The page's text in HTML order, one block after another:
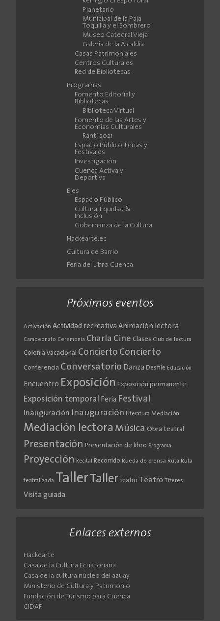
Planetario
Municipal de la Paja
Toquilla y el Sombrero
Museo Catedral Vieja
Galería de la Alcaldía
Casas Patrimoniales
Centros Culturales
Red de Bibliotecas
Programas
Fomento Editorial y
Bibliotecas
Biblioteca Virtual
Fomento de las Artes y
Economías Culturales
Ranti 2021
Espacio Público, Ferias y
Festivales
Investigación
Cuenca Activa y
Deportiva
Ejes
Espacio Público
Cultura, Equidad &
Inclusión
Gobernanza de la Cultura
Hackearte.ec
Cultura de Barrio
Feria del Libro Cuenca
Próximos eventos
Activación Actividad recreativa Animación lectora
Campeonato Ceremonia Charla Cine Clases Club de lectura
Colonia vacacional Concierto Concierto
Conferencia Conversatorio Danza Desfile Educación
Encuentro Exposición Exposición permanente
Exposición temporal Feria Festival
Inauguración Inauguración Literatura Mediación
Mediación lectora Música Obra teatral
Presentación Presentación de libro Programa
Proyección Recital Recorrido Rueda de prensa Ruta Ruta
teatralizada TallerTaller teatro Teatro Títeres
Visita guiada
Enlaces externos
Hackearte
Casa de la Cultura Ecuatoriana
Casa de la cultura núcleo del azuay
Ministerio de Cultura y Patrimonio
Fundación de Turismo para Cuenca
CIDAP